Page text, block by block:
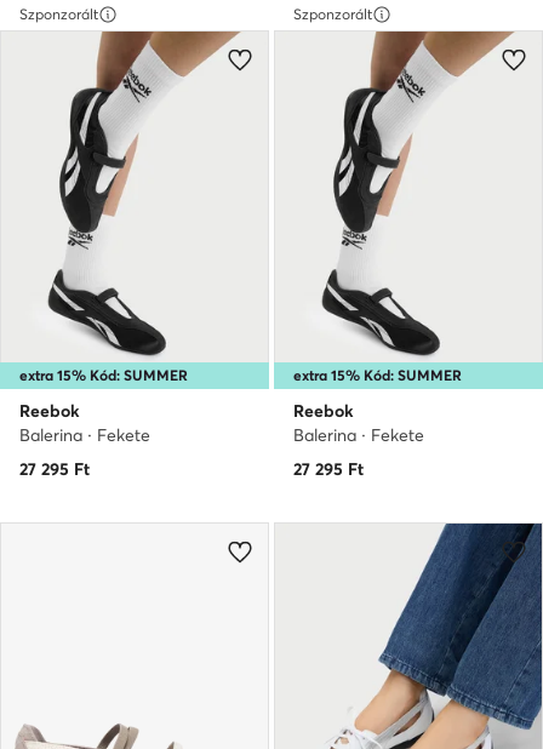
Szponzorált
extra 15% Kód: SUMMER
Reebok
Balerina · Fekete
27 295 Ft
Szponzorált
extra 15% Kód: SUMMER
Reebok
Balerina · Fekete
27 295 Ft